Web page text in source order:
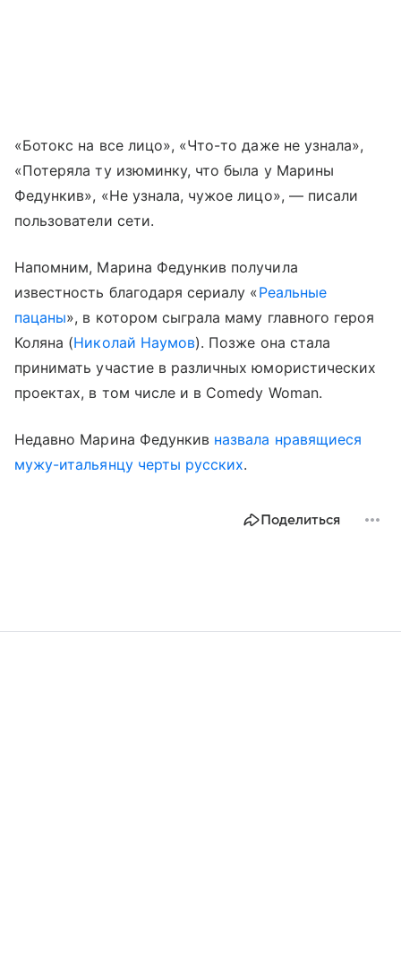
«Ботокс на все лицо», «Что-то даже не узнала»,
«Потеряла ту изюминку, что была у Марины
Федункив», «Не узнала, чужое лицо», — писали
пользователи сети.
Напомним, Марина Федункив получила
известность благодаря сериалу «Реальные
пацаны», в котором сыграла маму главного героя
Коляна (Николай Наумов). Позже она стала
принимать участие в различных юмористических
проектах, в том числе и в Comedy Woman.
Недавно Марина Федункив назвала нравящиеся
мужу-итальянцу черты русских.
Поделиться